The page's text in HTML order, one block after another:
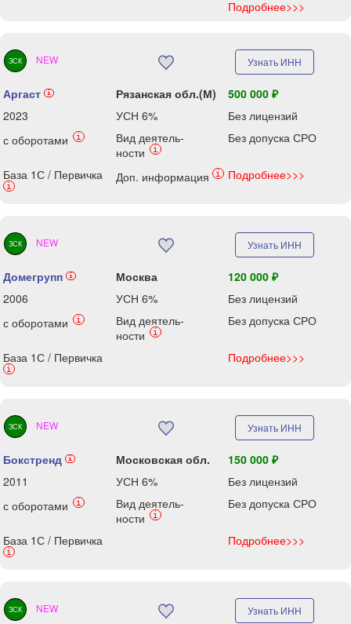
Подробнее>>>
ЗСК NEW Узнать ИНН
Аргаст i Рязанская обл.(М)
500 000 ₽
2023
УСН 6%
Без лицензий
с оборотами
i
Вид деятель-
ности
i
Без допуска СРО
База 1С / Первичка
i
Доп. информация i Подробнее>>>
ЗСК NEW Узнать ИНН
Домегрупп i Москва
120 000 ₽
2006
УСН 6%
Без лицензий
с оборотами
i
Вид деятель-
ности
i
Без допуска СРО
База 1С / Первичка
i
Подробнее>>>
ЗСК NEW Узнать ИНН
Бокстренд i Московская обл.
150 000 ₽
2011
УСН 6%
Без лицензий
с оборотами
i
Вид деятель-
ности
i
Без допуска СРО
База 1С / Первичка
i
Подробнее>>>
ЗСК NEW Узнать ИНН